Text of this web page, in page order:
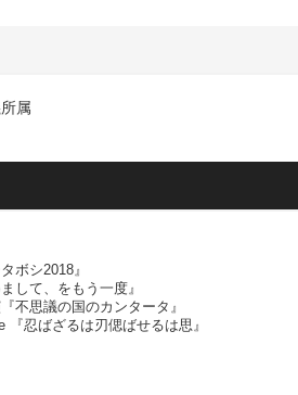
属
ボシ2018』
して、をもう一度』
不思議の国のカンタータ』
『忍ばざるは刃偲ばせるは思』